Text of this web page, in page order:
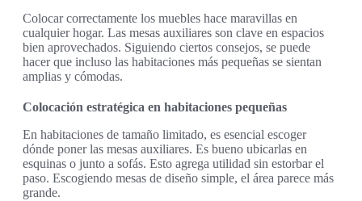
Colocar correctamente los muebles hace maravillas en
cualquier hogar. Las mesas auxiliares son clave en espacios
bien aprovechados. Siguiendo ciertos consejos, se puede
hacer que incluso las habitaciones más pequeñas se sientan
amplias y cómodas.
Colocación estratégica en habitaciones pequeñas
En habitaciones de tamaño limitado, es esencial escoger
dónde poner las mesas auxiliares. Es bueno ubicarlas en
esquinas o junto a sofás. Esto agrega utilidad sin estorbar el
paso. Escogiendo mesas de diseño simple, el área parece más
grande.